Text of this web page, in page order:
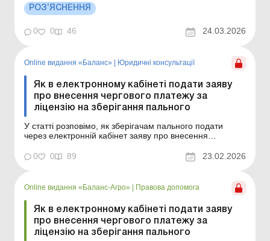
про майновий стан і доходи Коли та як подати
декларацію про майновий стан і доходи Законодавство
передбачає ситуації, коли декларацію м...
РОЗ’ЯСНЕННЯ
0 0 46 24.03.2026
Online видання «Баланс» | Юридичні консультації
Як в електронному кабінеті подати заяву
про внесення чергового платежу за
ліцензію на зберігання пального
У статті розповімо, як зберігачам пального подати
через електронній кабінет заяву про внесення
для власних потреб. Баланс № 8 від 24 лютого 2026
року Суб’єктам господарювання, які мають ліцензію на
0 0 89 23.02.2026
Online видання «Баланс-Агро» Правова допомога
Як в електронному кабінеті подати заяву
про внесення чергового платежу за
ліцензію на зберігання пального